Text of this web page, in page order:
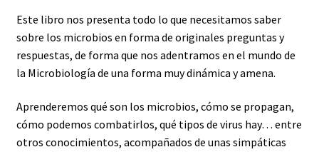
Este libro nos presenta todo lo que necesitamos saber
sobre los microbios en forma de originales preguntas y
respuestas, de forma que nos adentramos en el mundo de
la Microbiología de una forma muy dinámica y amena.
Aprenderemos qué son los microbios, cómo se propagan,
cómo podemos combatirlos, qué tipos de virus hay… entre
otros conocimientos, acompañados de unas simpáticas